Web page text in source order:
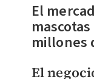
El
millones
El